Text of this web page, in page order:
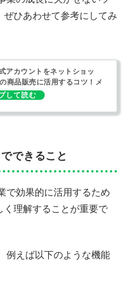
ひあわせて参考にしてみ
アカウントをネットショッ
商品販売に活用するコツ！メ
事例も紹介
できること
で効果的に活用するため
く理解することが重要で
例えば以下のような機能